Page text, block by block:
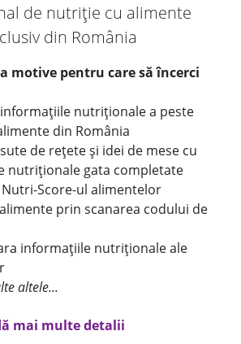
de nutriție cu alimente
din România
motive pentru care să încerci
informațiile nutriționale a peste
din România
de rețete și idei de mese cu
nutriționale gata completate
Score-ul alimentelor
prin scanarea codului de
informațiile nutriționale ale
altele...
mai multe detalii